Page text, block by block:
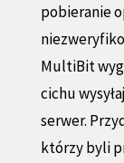
pobieranie
MultiBit
cichu
serwer.
którzy byli